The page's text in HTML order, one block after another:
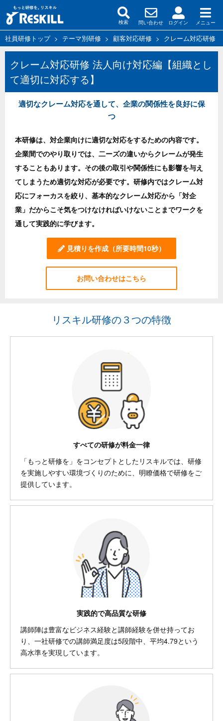
検索 問い合わせ ログイン メニュー
社員研修トップ> テーマ別研修 > 顧客対応研修 > クレーム対応研修
クレーム対応研修 法人向け対応編【組織とし
て適切に対応する】
適切なクレーム対応を通して、企業の関係性を良好に保
つ
本研修は、対企業向けに適切な対応をするための内容です。
企業間でのやり取りでは、二ーズの違いからクレームが発生
することもあります。その後の取引や関係性にも影響を与え
てしまうため適切な対応が必要です。研修内ではクレーム対
応にフォーカスを絞り、基本的なクレーム対応から「対企
業」だからこそ気をつけなければいけないことまでワークを
通して実践的に学びます。
見積りを作成 （所要時間10秒）
お問い合わせはこちら
リスキル研修の３つの特徴
すべての研修が料金一律
「もっと研修を」をコンセプトとしたリスキルでは、研修
を実施しやすい環境づくりのために、明瞭価格で研修をご
提供しています。
実践的で高品質な研修
講師陣は豊富なビジネス経験と講師経験を併せ持ってお
り、一社研修での講師満足度は5段階中、平均4.79という
高水準を実現しています。